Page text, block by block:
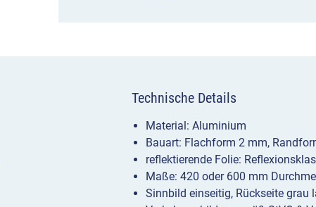
Technische Details
Material: Aluminium
Bauart: Flachform 2 mm,
reflektierende Folie:
Maße: 420 oder 600 mm
Sinnbild einseitig, Rückseite grau